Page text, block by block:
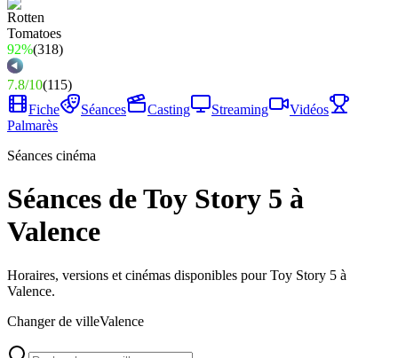
92%(318)
7.8/10(115)
Fiche
Séances Casting Streaming
Vidéos
Palmarès
Séances cinéma
Séances de Toy Story 5 à
Valence
Horaires, versions et cinémas disponibles pour Toy Story 5 à
Valence.
Changer de villeValence